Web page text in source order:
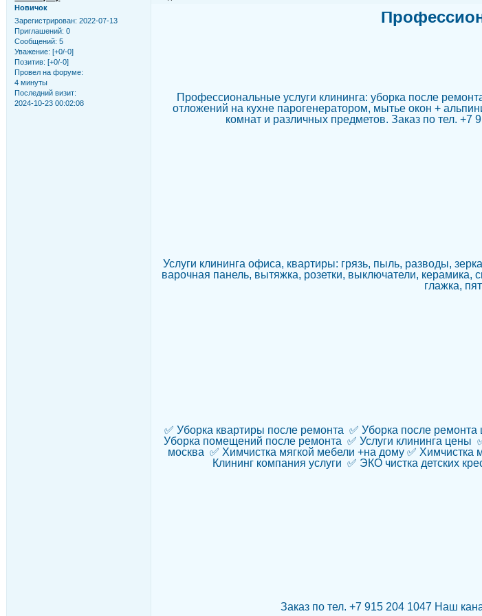
Новичок
Зарегистрирован: 2022-07-13
Приглашений: 0
Сообщений: 5
Уважение: [+0/-0]
Позитив: [+0/-0]
Провел на форуме:
4 минуты
Последний визит:
2024-10-23 00:02:08
Профессиональные услуги клининга: уборка после
отложений на кухне парогенератором, мытье окон +
комнат и различных предметов. Заказ по тел.
Услуги клининга офиса, квартиры: грязь, пыль, разводы,
варочная панель, вытяжка, розетки, выключатели, керамика,
глажка,
✅ Уборка квартиры после ремонта ✅ Уборка после
Уборка помещений после ремонта ✅ Услуги клининга цены
москва ✅ Химчистка мягкой мебели +на дому ✅
Клининг компания услуги ✅ ЭКО чистка детских
Заказ по тел. +7 915 204 1047 Наш